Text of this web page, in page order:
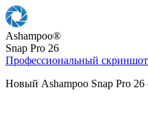
Ashampoo®
Snap Pro 26
Профессиональный
Новый Ashampoo Snap Pro